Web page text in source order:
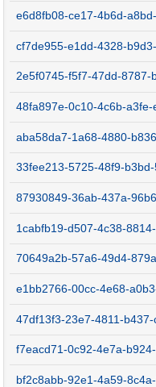
e6d8fb08-ce17-4b6d-
cf7de955-e1dd-4328-
2e5f0745-f5f7-47dd-8787-
48fa897e-0c10-4c6b-a3fe-
aba58da7-1a68-4880-
33fee213-5725-48f9-
87930849-36ab-437a-
1cabfb19-d507-4c38-
70649a2b-57a6-49d4-
e1bb2766-00cc-4e68-
47df13f3-23e7-4811-
f7eacd71-0c92-4e7a-
bf2c8abb-92e1-4a59-